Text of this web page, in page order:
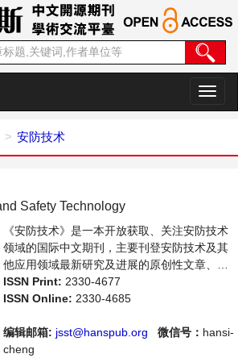
切
换
安防技术
Safety Technology
《安防技术》是一本开放获取、关注安防技术
领域的国际中文期刊，主要刊登安防技术及其
他应用领域最新研究及进展的原创性文章、关
注安防产品的应用、集成、维护。旨在给世界
范围内的科学家、学者、科研人员提供一个传
与发展的交流平台。
ISSN Print: 2330-4677
ISSN Online: 2330-4685
编辑邮箱: jsst@hanspub.org 微信号： hansi-
cheng